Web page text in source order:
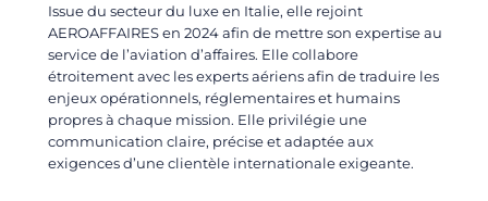
Issue du secteur du luxe en Italie, elle rejoint
AEROAFFAIRES en 2024 afin de mettre son expertise au
service de l’aviation d’affaires. Elle collabore
étroitement avec les experts aériens afin de traduire les
enjeux opérationnels, réglementaires et humains
propres à chaque mission. Elle privilégie une
communication claire, précise et adaptée aux
exigences d’une clientèle internationale exigeante.